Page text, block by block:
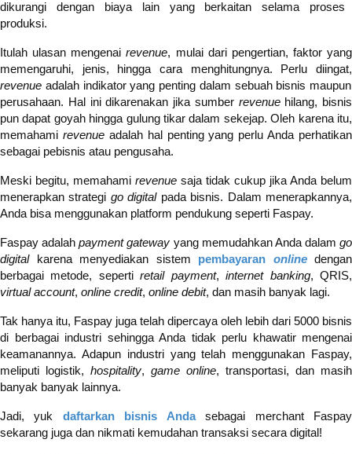
dikurangi dengan biaya lain yang berkaitan selama proses
produksi.
Itulah ulasan mengenairevenue, mulai dari pengertian, faktor yang
memengaruhi, jenis, hingga cara menghitungnya. Perlu diingat,
revenue adalah indikator yang penting dalam sebuah bisnis maupun
perusahaan. Hal ini dikarenakan jika sumber revenuehilang, bisnis
pun dapat goyah hingga gulung tikar dalam sekejap. Oleh karena itu,
memahami revenueadalah hal penting yang perlu Anda perhatikan
sebagai pebisnis atau pengusaha.
Meski begitu, memahami revenue saja tidak cukup jika Anda belum
menerapkan strategi go digitalpada bisnis. Dalam menerapkannya,
Anda bisa menggunakan platform pendukung seperti Faspay.
Faspay adalahpayment gateway yang memudahkan Anda dalam go
digitalkarena menyediakan sistem pembayaran onlinedengan
berbagai metode, sepertiretail payment,internet banking, QRIS,
virtual account, online credit, online debit, dan masih banyak lagi.
Tak hanya itu, Faspay juga telah dipercaya oleh lebih dari 5000 bisnis
di berbagai industri sehingga Anda tidak perlu khawatir mengenai
keamanannya. Adapun industri yang telah menggunakan Faspay,
meliputi logistik, hospitality, game online, transportasi, dan masih
banyak banyak lainnya.
Jadi, yuk daftarkan bisnis Andasebagai merchant Faspay
sekarang juga dan nikmati kemudahan transaksi secara digital!